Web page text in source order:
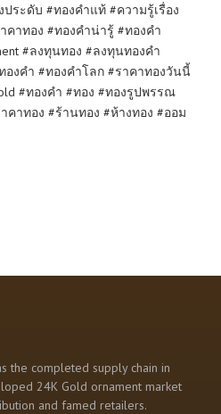
ระดับ #ทองคำแท้ #ความรู้เรื่อง
คาทอง #ทองคำน่ารู้ #ทองคำ
#ลงทุนทอง #ลงทุนทองคำ
งคำ #ทองคำโลก #ราคาทองวันนี้
#ทองคำ #ทอง #ทองรูปพรรณ
คาทอง #ร้านทอง #ห้างทอง #ออม
the completed supply chain in
24K Gold ornament market
and famed retailers.